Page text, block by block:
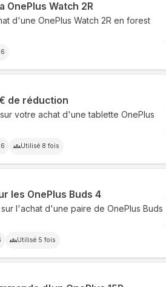
OnePlus Watch 2R
d'une OnePlus Watch 2R en forest
de réduction
votre achat d'une tablette OnePlus
Utilisé 8 fois
les OnePlus Buds 4
l'achat d'une paire de OnePlus Buds
Utilisé 5 fois